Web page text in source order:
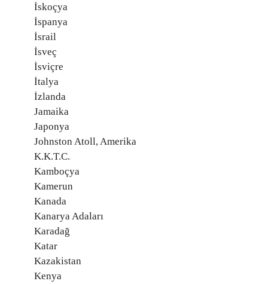
İskoçya
İspanya
İsrail
İsveç
İsviçre
İtalya
İzlanda
Jamaika
Japonya
Johnston Atoll, Amerika
K.K.T.C.
Kamboçya
Kamerun
Kanada
Kanarya Adaları
Karadağ
Katar
Kazakistan
Kenya